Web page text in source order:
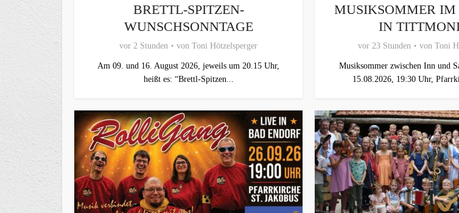
BRETTL-SPITZEN-
WUNSCHSONNTAGE
vor 2 Stunden von Toni Hötzelsperger
Am 09. und 16. August 2026, jeweils um 20.15 Uhr,
heißt es: “Brettl-Spitzen...
MUSIKSOMMER IM
IN
vor 23 Stunden von Toni
Musiksommer zwischen Inn und
15.08.2026, 19:30 Uhr,